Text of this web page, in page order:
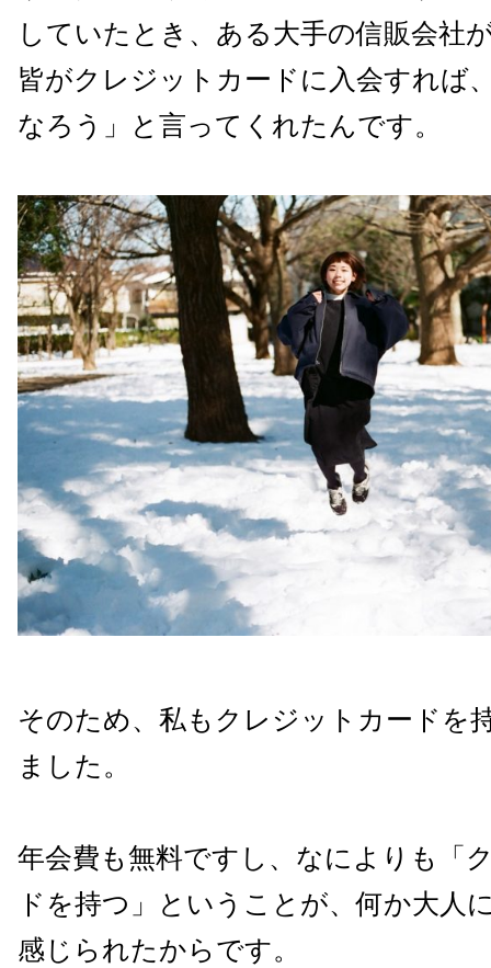
していたとき、ある大手の信販会社
皆がクレジットカードに入会すれば
なろう」と言ってくれたんです。
そのため、私もクレジットカードを
ました。
年会費も無料ですし、なによりも「
ドを持つ」ということが、何か大人
感じられたからです。